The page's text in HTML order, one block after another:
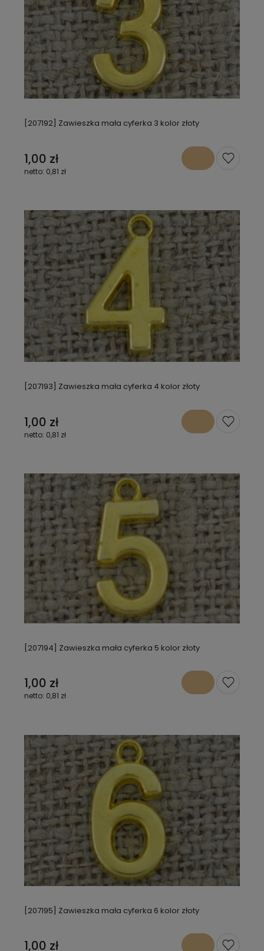
[207192] Zawieszka mała cyferka 3 kolor złoty
1,00 zł
0,81 zł
[207193] Zawieszka mała cyferka 4 kolor złoty
1,00 zł
0,81 zł
[207194] Zawieszka mała cyferka 5 kolor złoty
1,00 zł
0,81 zł
[207195] Zawieszka mała cyferka 6 kolor złoty
1,00 zł